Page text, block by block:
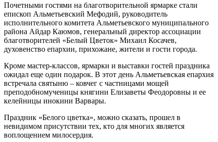
Почетными гостями на благотворительной ярмарке стали
епископ Альметьевский Мефодий, руководитель
исполнительного комитета Альметьевского муниципального
района Айдар Каюмов, генеральный директор ассоциации
благотворителей «Белый Цветок» Михаил Косачев,
духовенство епархии, прихожане, жители и гости города.
Кроме мастер-классов, ярмарки и выставки гостей праздника
ожидал еще один подарок. В этот день Альметьевская епархия
встречала святыню – ковчег с частницами мощей
преподобномученицы княгини Елизаветы Феодоровны и ее
келейницы инокини Варвары.
Праздник «Белого цветка», можно сказать, прошел в
невидимом присутствии тех, кто для многих является
воплощением милосердия.